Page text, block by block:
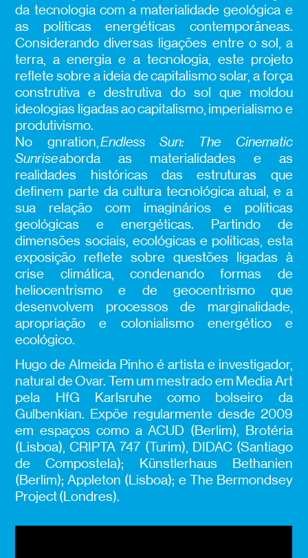
da tecnologia com a materialidade geológica e
as políticas energéticas contemporâneas.
Considerando diversas ligações entre o sol, a
terra, a energia e a tecnologia, este projeto
reflete sobre a ideia de capitalismo solar, a força
construtiva e destrutiva do sol que moldou
ideologias ligadas ao capitalismo, imperialismo e
produtivismo.
No gnration,Endless
Sun: The Cinematic
Sunriseaborda as materialidades e as
realidades históricas das estruturas que
definem parte da cultura tecnológica atual, e a
sua relação com imaginários e políticas
geológicas e energéticas. Partindo de
dimensões sociais, ecológicas e políticas, esta
exposição reflete sobre questões ligadas à
crise climática, condenando formas de
heliocentrismo e de geocentrismo que
desenvolvem processos de marginalidade,
apropriação e colonialismo energético e
ecológico.
Hugo de Almeida Pinho é artista e investigador,
natural de Ovar. Tem um mestrado em Media Art
pela HfG Karlsruhe como bolseiro da
Gulbenkian. Expõe regularmente desde 2009
em espaços como a ACUD (Berlim), Brotéria
(Lisboa), CRIPTA 747 (Turim), DIDAC (Santiago
de Compostela); Künstlerhaus Bethanien
(Berlim); Appleton (Lisboa); e The Bermondsey
Project (Londres).